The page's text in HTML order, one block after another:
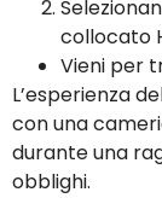
collocato
Vieni per
L’esperienza
con una
durante una
obblighi.